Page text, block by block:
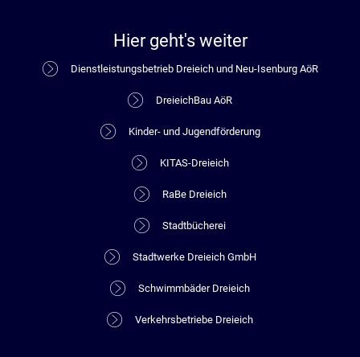
Hier geht's weiter
Dienstleistungsbetrieb Dreieich und Neu-Isenburg AöR
DreieichBau AöR
Kinder- und Jugendförderung
KITAS-Dreieich
RaBe Dreieich
Stadtbücherei
Stadtwerke Dreieich GmbH
Schwimmbäder Dreieich
Verkehrsbetriebe Dreieich